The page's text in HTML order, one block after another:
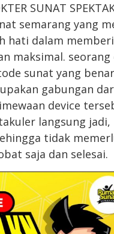
SUNAT
semarang yang
hati dalam
maksimal.
sunat yang
gabungan
device
langsung
tidak
saja dan selesai.